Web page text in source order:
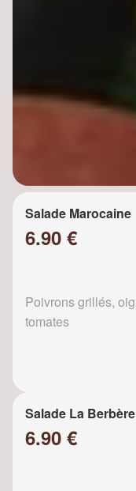
Salade Marocaine
6.90 €
Poivrons grillés,
tomates
Salade La Berbère
6.90 €